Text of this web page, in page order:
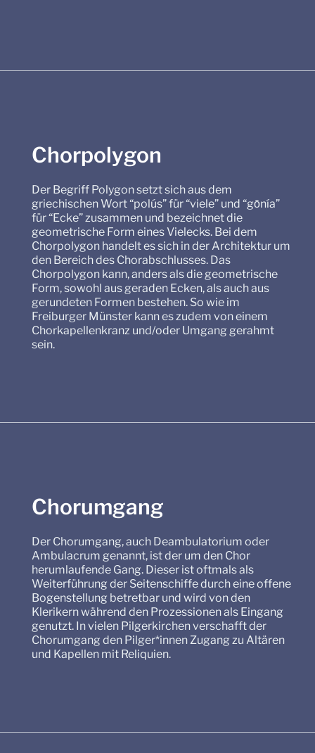
Chorpolygon
Der Begriff Polygon setzt sich aus dem
griechischen Wort “polús” für “viele” und “gōnía”
für “Ecke” zusammen und bezeichnet die
geometrische Form eines Vielecks. Bei dem
Chorpolygon handelt es sich in der Architektur um
den Bereich des Chorabschlusses. Das
Chorpolygon kann, anders als die geometrische
Form, sowohl aus geraden Ecken, als auch aus
gerundeten Formen bestehen. So wie im
Freiburger Münster kann es zudem von einem
Chorkapellenkranz und/oder Umgang gerahmt
sein.
Chorumgang
Der Chorumgang, auch Deambulatorium oder
Ambulacrum genannt, ist der um den Chor
herumlaufende Gang. Dieser ist oftmals als
Weiterführung der Seitenschiffe durch eine offene
Bogenstellung betretbar und wird von den
Klerikern während den Prozessionen als Eingang
genutzt. In vielen Pilgerkirchen verschafft der
Chorumgang den Pilger*innen Zugang zu Altären
und Kapellen mit Reliquien.